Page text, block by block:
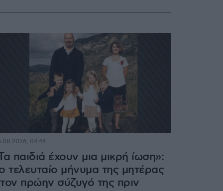
παιδιά έχουν μια μικρή ίωση»:
τελευταίο μήνυμα της μητέρας
πρώην σύζυγό της πριν
04:44